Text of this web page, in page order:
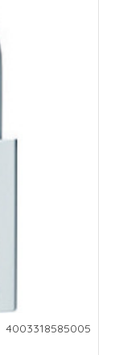
4003318585005